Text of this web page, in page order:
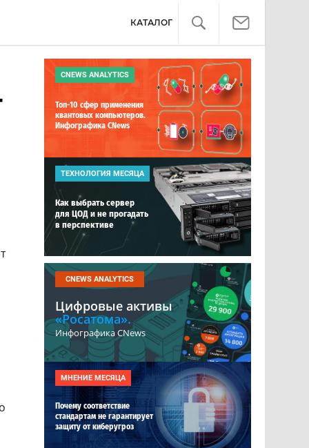
КАТАЛОГ
CNEWS ANALYTICS
Топ-10 сфер применения
квантовых компьютеров.
Инфографика CNews
ТЕХНОЛОГИЯ МЕСЯЦА
Как выбрать сервер
для ЦОД и не прогадать
в перспективе
CNEWS ANALYTICS
Цифровые активы
«Росатома».
Инфографика CNews
МНЕНИЕ МЕСЯЦА
Почему соответствие
стандартам не гарантирует
защиту от киберугроз